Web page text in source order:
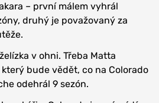
– první málem vyhrál
druhý je považovaný za
v ohni. Třeba Matta
bude vědět, co na Colorado
odehrál 9 sezón.